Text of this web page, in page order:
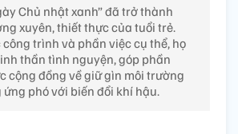
Chủ nhật xanh” đã trở thành
xuyên, thiết thực của tuổi trẻ.
trình và phần việc cụ thể, họ
thần tình nguyện, góp phần
cộng đồng về giữ gìn môi trường
ứng phó với biến đổi khí hậu.